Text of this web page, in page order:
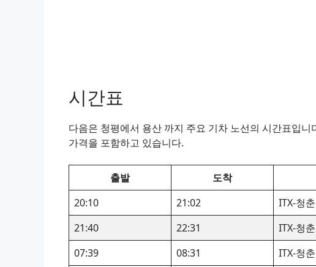
시간표
다음은 청평에서 용산 까지 주요 기차 노선의 시간표입
가격을 포함하고 있습니다.
출발 도착
20:10
21:02 ITX-청춘
21:40
22:31 ITX-청춘
07:39
08:31 ITX-청춘